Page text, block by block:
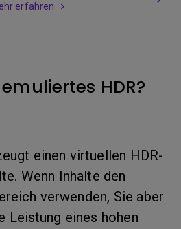
erfahren
HDR?
einen virtuellen HDR-
Wenn Inhalte den
verwenden, Sie aber
Leistung eines hohen